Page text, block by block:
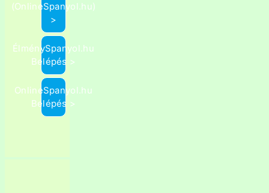
(OnlineSpanyol.hu)
>
ÉlménySpanyol.hu
Belépés >
OnlineSpanyol.hu
Belépés >